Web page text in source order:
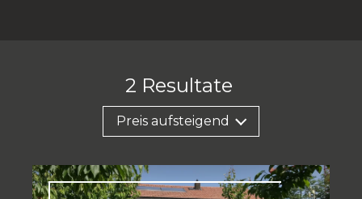
2 Resultate
Preis aufsteigend